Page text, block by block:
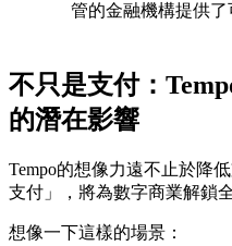
管的金融機構提供了
不只是支付：
的潛在影響
Tempo的想像力遠不止於降
支付」，將為數字商業解鎖
想像一下這樣的場景：